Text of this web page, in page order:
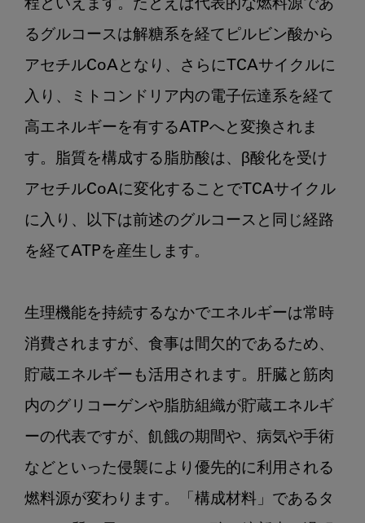
程といえます。たとえば代表的な燃料源であ
るグルコースは解糖系を経てピルビン酸から
アセチルCoAとなり、さらにTCAサイクルに
入り、ミトコンドリア内の電子伝達系を経て
高エネルギーを有するATPへと変換されま
す。脂質を構成する脂肪酸は、β酸化を受け
アセチルCoAに変化することでTCAサイクル
に入り、以下は前述のグルコースと同じ経路
を経てATPを産生します。
生理機能を持続するなかでエネルギーは常時
消費されますが、食事は間欠的であるため、
貯蔵エネルギーも活用されます。肝臓と筋肉
内のグリコーゲンや脂肪組織が貯蔵エネルギ
ーの代表ですが、飢餓の期間や、病気や手術
などといった侵襲により優先的に利用される
燃料源が変わります。「構成材料」であるタ